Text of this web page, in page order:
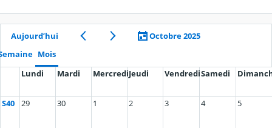
Aujourd’hui
Octobre 2025
Mois
Lundi
Mardi MercrediJeudi VendrediSamedi
S40 29 30 1 2 3 4 5